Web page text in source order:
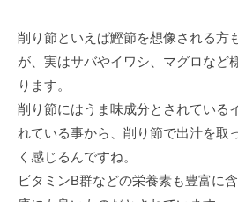
削り節といえば鰹節を想像される方
が、実はサバやイワシ、マグロなど
ります。
削り節にはうま味成分とされている
れている事から、削り節で出汁を取
く感じるんですね。
ビタミンB群などの栄養素も豊富に